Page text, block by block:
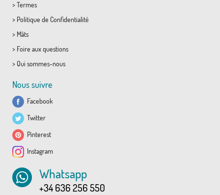
> Termes
> Politique de Confidentialité
> Mâts
> Foire aux questions
> Qui sommes-nous
Nous suivre
Facebook
Twitter
Pinterest
Instagram
Whatsapp
+34 636 256 550